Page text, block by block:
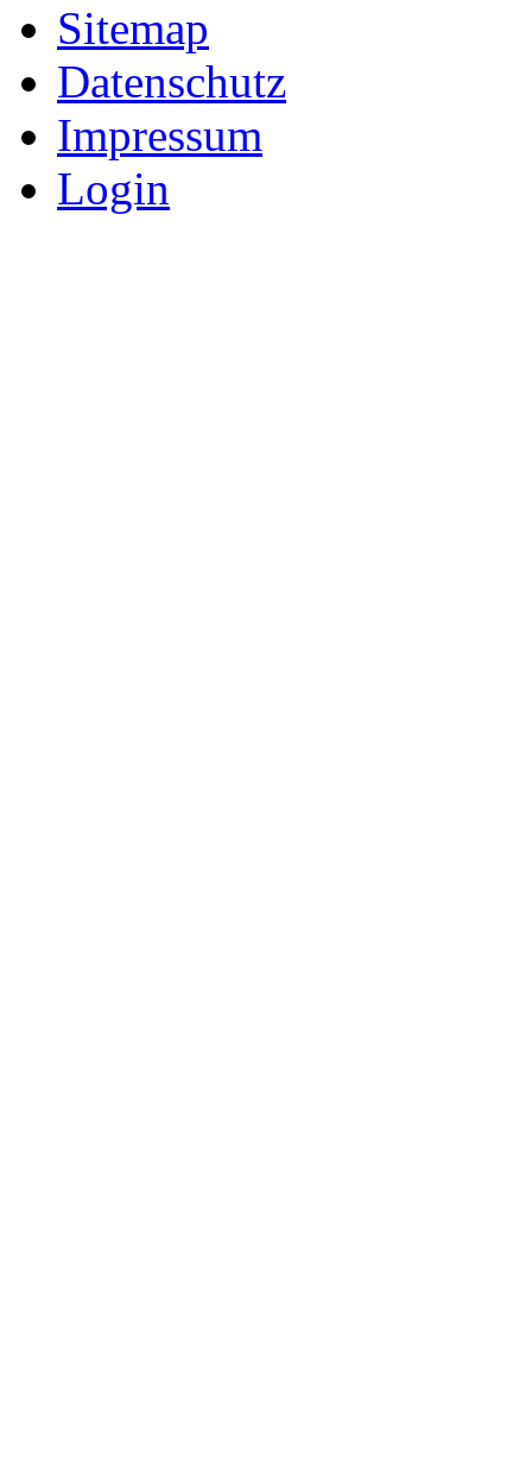
Sitemap
Datenschutz
Impressum
Login